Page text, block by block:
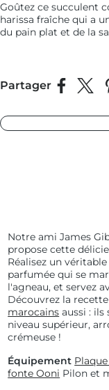
fonte
ardoise
fonte
sapin
Goûtez ce succulent
harissa fraîche qui a
du pain plat et de la
Partager Partager
Notre ami James
propose cette
Réalisez un
parfumée qui se
l'agneau, et servez
Découvrez la
marocains aussi :
niveau supérieur,
crémeuse !
Équipement
fonte Ooni Pilon et